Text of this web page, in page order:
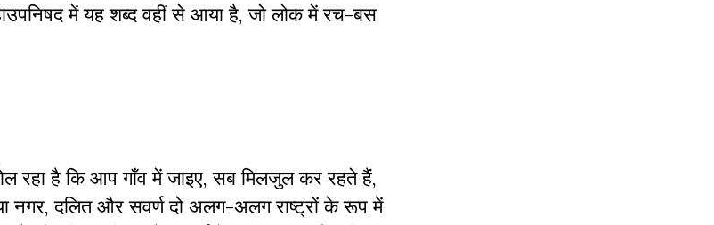
में यह शब्द वहीं से आया है, जो लोक में रच-बस
रहा है कि आप गाँव में जाइए, सब मिलजुल कर रहते हैं,
नगर, दलित और सवर्ण दो अलग-अलग राष्ट्रों के रूप में